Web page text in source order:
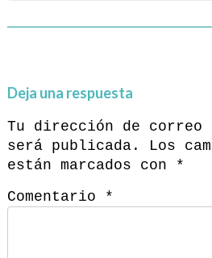
Deja una respuesta
Tu dirección de correo
será publicada.
Los
están marcados con
*
Comentario
*